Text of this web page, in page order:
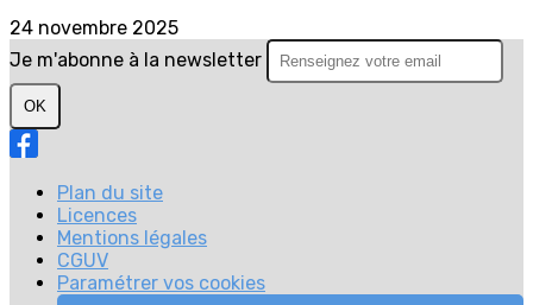
24 novembre 2025
Je m'abonne à la newsletter
OK
Plan du site
Licences
Mentions légales
CGUV
Paramétrer vos cookies